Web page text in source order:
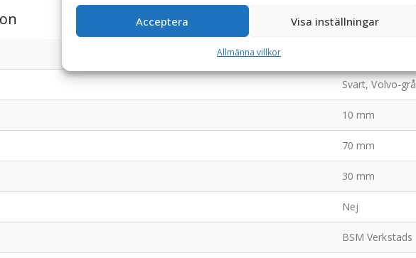
Acceptera Visa inställningar
Allmänna villkor
Svart, Volvo-grå
10 mm
70 mm
30 mm
Nej
BSM Verkstads